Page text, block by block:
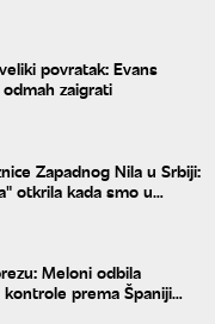
povratak: Evans
zaigrati
Zapadnog Nila u Srbiji:
otkrila kada smo u
Meloni odbila
prema Španiji